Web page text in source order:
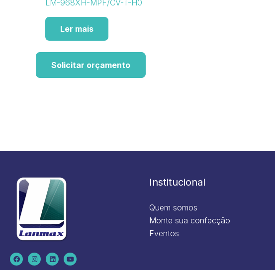
LM-968XH-MPF/CV-T-H0
Ler mais
Solicitar orçamento
F
a
c
I
n
s
L
i
n
Y
o
u
Institucional
Quem somos
Monte sua confecção
Eventos